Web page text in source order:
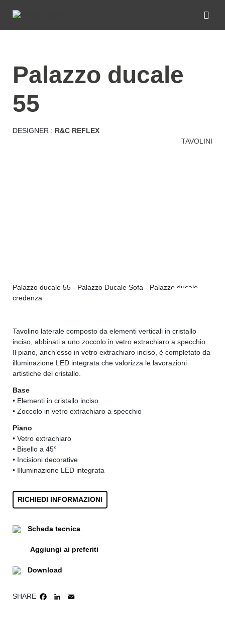
palazzo ducale
55
DESIGNER : R&C REFLEX
TAVOLINI
Palazzo ducale 55 - Palazzo Ducale Sofa - Palazzo ducale
credenza
Tavolino laterale composto da elementi verticali in cristallo
inciso, abbinati a uno zoccolo in vetro extrachiaro a specchio.
Il piano, anch’esso in vetro extrachiaro inciso, è completato da
illuminazione LED integrata che valorizza le lavorazioni
artistiche del cristallo.
Base
• Elementi in cristallo inciso
• Zoccolo in vetro extrachiaro a specchio
Piano
• Vetro extrachiaro
• Bisello a 45°
• Incisioni decorative
• Illuminazione LED integrata
RICHIEDI INFORMAZIONI
Scheda tecnica
Aggiungi ai preferiti
Download
SHARE FACEBOOK
LINKEDIN